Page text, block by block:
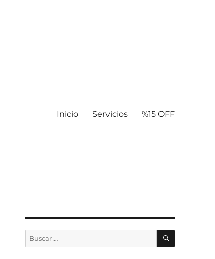
Inicio Servicios %15 OFF
Buscar
por:
BUSCAR